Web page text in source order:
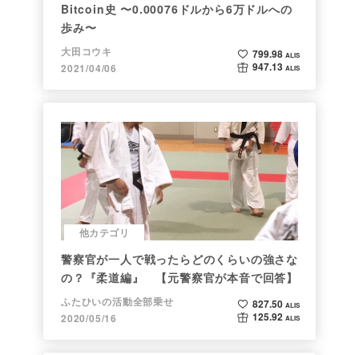
Bitcoin史 〜0.00076ドルから6万ドルへの
歩み〜
大田コウキ
2021/04/06
799.98 ALIS
947.13 ALIS
他カテゴリ
警察官が一人で戦ったらどのくらいの強さな
の？『柔道編』 【元警察官が本音で回答】
ふたひいの活動全部乗せ
2020/05/16
827.50 ALIS
125.92 ALIS